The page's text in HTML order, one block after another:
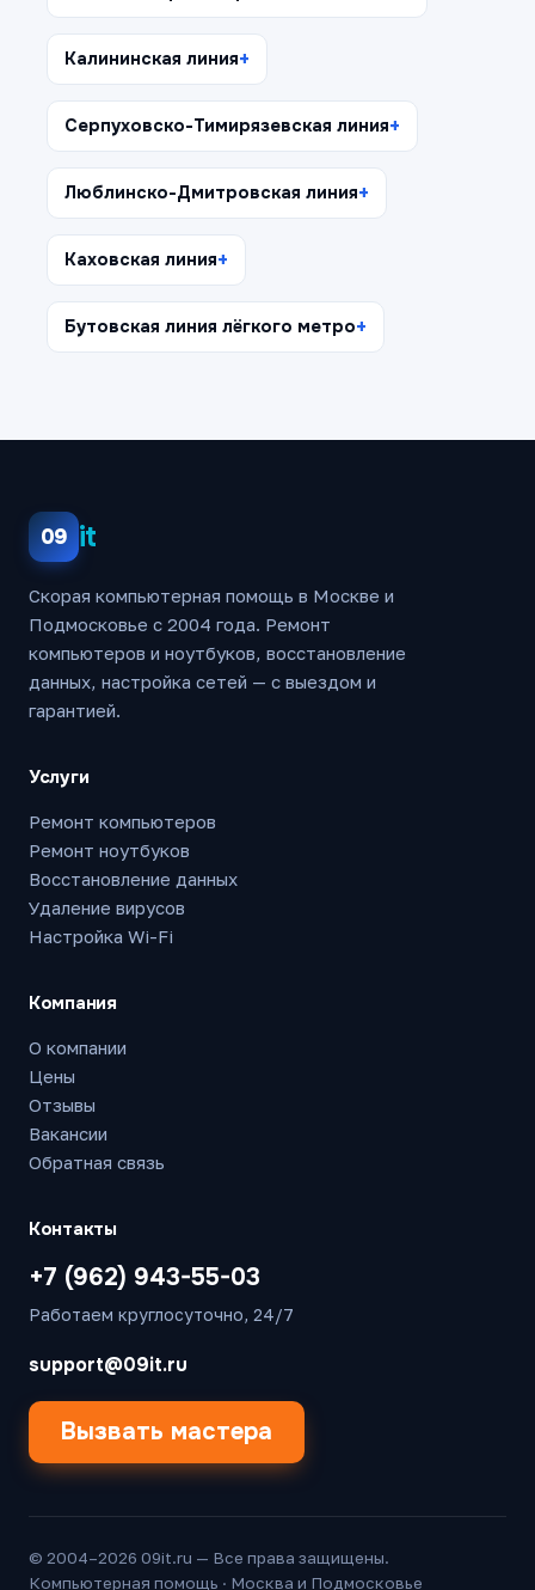
Калининская линия
Серпуховско-Тимирязевская линия
Люблинско-Дмитровская линия
Каховская линия
Бутовская линия лёгкого метро
09 it
Скорая компьютерная помощь в Москве и
Подмосковье с 2004 года. Ремонт
компьютеров и ноутбуков, восстановление
данных, настройка сетей — с выездом и
гарантией.
Услуги
Ремонт компьютеров
Ремонт ноутбуков
Восстановление данных
Удаление вирусов
Настройка Wi-Fi
Компания
О компании
Цены
Отзывы
Вакансии
Обратная связь
Контакты
+7 (962) 943-55-03
Работаем круглосуточно, 24/7
support@09it.ru
Вызвать мастера
© 2004–2026 09it.ru — Все права защищены.
Компьютерная помощь · Москва и Подмосковье